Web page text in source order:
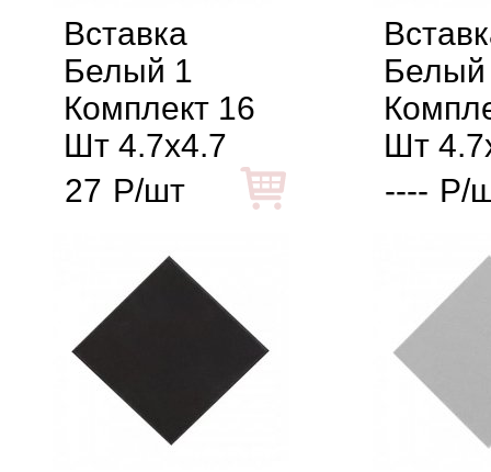
Вставка
Белый 1
Комплект 16
Шт 4.7x4.7
27 Р/шт
Белый
Шт
---- Р/